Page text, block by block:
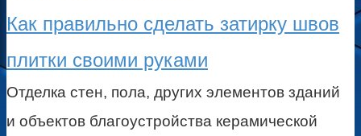
Как правильно сделать затирку швов
плитки своими руками
Отделка стен, пола, других элементов зданий
и объектов благоустройства керамической